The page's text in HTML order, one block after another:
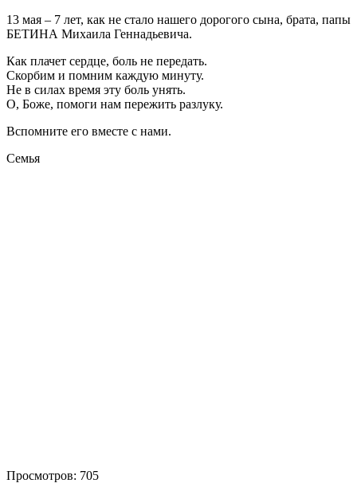
13 мая – 7 лет, как не стало нашего дорогого сына, брата, папы
БЕТИНА Михаила Геннадьевича.
Как плачет сердце, боль не передать.
Скорбим и помним каждую минуту.
Не в силах время эту боль унять.
О, Боже, помоги нам пережить разлуку.
Вспомните его вместе с нами.
Семья
Просмотров: 705